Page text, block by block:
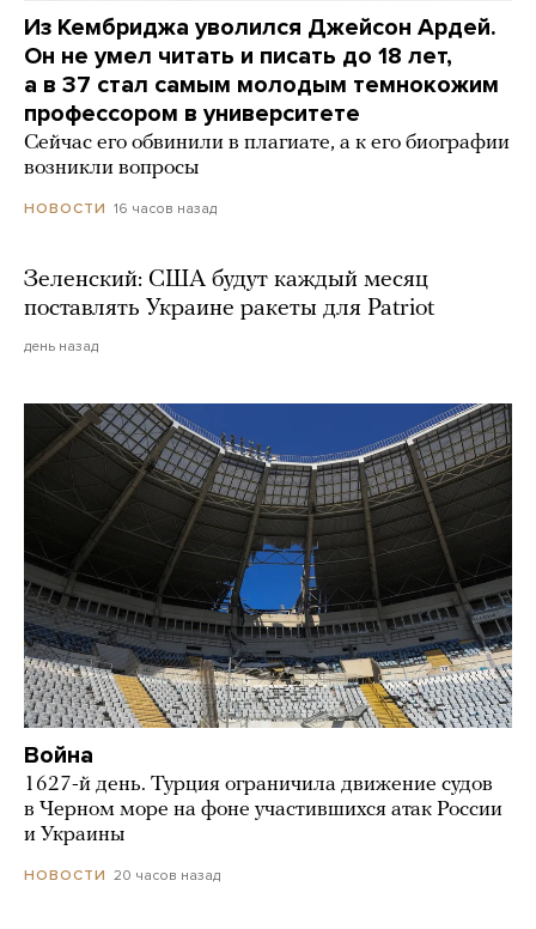
Из Кембриджа уволился Джейсон Ардей.
Он не умел читать и писать до 18 лет,
а в 37 стал самым молодым темнокожим
профессором в университете
Сейчас его обвинили в плагиате, а к его биографии
возникли вопросы
НОВОСТИ 16 часов назад
Зеленский: США будут каждый месяц
поставлять Украине ракеты для Patriot
день назад
Война
1627-й день. Турция ограничила движение судов
в Черном море на фоне участившихся атак России
и Украины
НОВОСТИ 20 часов назад